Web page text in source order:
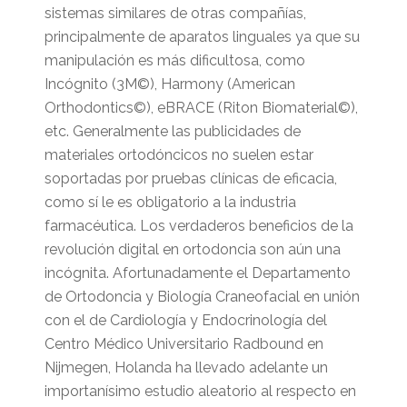
sistemas similares de otras compañías,
principalmente de aparatos linguales ya que su
manipulación es más dificultosa, como
Incógnito (3M©), Harmony (American
Orthodontics©), eBRACE (Riton Biomaterial©),
etc. Generalmentelas publicidades de
materiales ortodóncicos no suelen estar
soportadas por pruebas clínicas de eficacia,
como sí le es obligatorio a la industria
farmacéutica. Los verdaderos beneficios de la
revolución digital en ortodoncia son aún una
incógnita. Afortunadamente el Departamento
de Ortodoncia y Biología Craneofacial en unión
con el de Cardiología y Endocrinología del
Centro Médico Universitario Radbound en
Nijmegen, Holanda ha llevado adelante un
importanísimo estudio aleatorio al respecto en